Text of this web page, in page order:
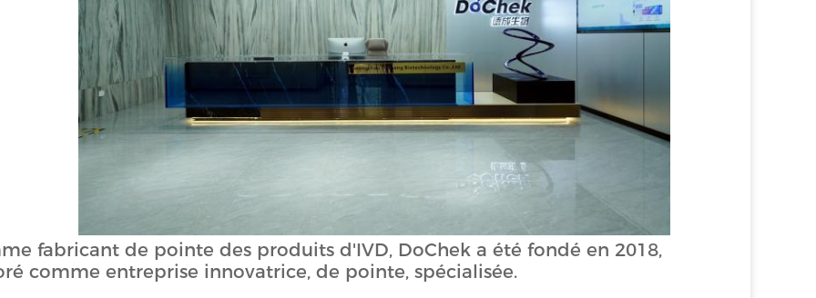
fabricant de pointe des produits d'IVD, DoChek a été fondé en 2018,
comme entreprise innovatrice, de pointe, spécialisée.